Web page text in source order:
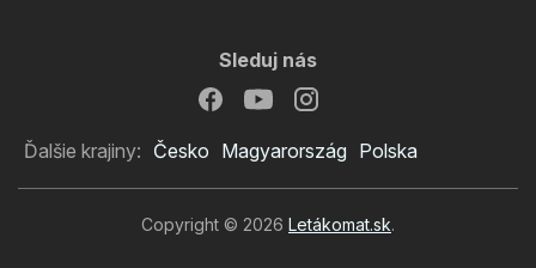
Sleduj nás
Ďalšie krajiny: Česko Magyarország Polska
Copyright © 2026 Letákomat.sk.